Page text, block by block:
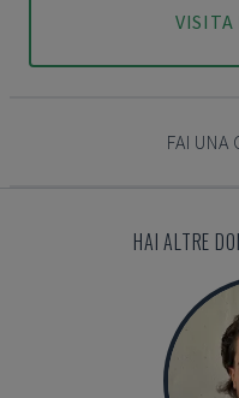
VISITA
FAI UNA
HAI ALTRE